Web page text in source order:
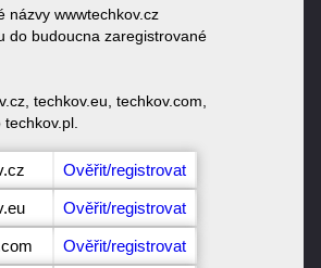
názvy wwwtechkov.cz
do budoucna zaregistrované
techkov.eu, techkov.com,
Ověřit/registrovat
Ověřit/registrovat
Ověřit/registrovat